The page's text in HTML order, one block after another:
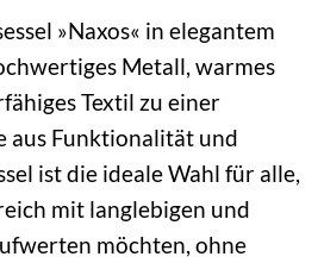
»Naxos« in elegantem
Metall, warmes
Textil zu einer
aus Funktionalität und
ist die ideale Wahl für alle,
mit langlebigen und
möchten, ohne